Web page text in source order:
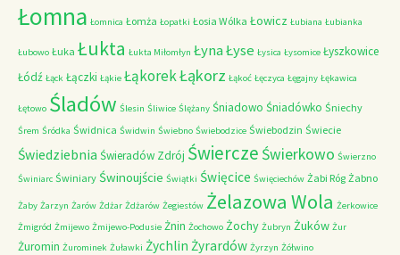
Łomna Łomnica Łomża Łopatki Łosia Wólka Łowicz Łubiana Łubianka
Łubowo Łuka Łukta Łukta Miłomłyn ŁynaŁyse Łysica Łysomice Łyszkowice
Łódź Łąck Łączki Łąkie ŁąkorekŁąkorz Łąkoć Łęczyca Łęgajny Łękawica
Łętowo Śladów Ślesin Śliwice Ślężany Śniadowo Śniadówko Śniechy
Śrem Śródka Świdnica Świdwin Świebno Świebodzice Świebodzin Świecie
Świedziebnia Świeradów Zdrój Świercze Świerkowo Świerzno
Świniarc Świniary Świnoujście Świątki Święcice Święciechów Żabi Róg Żabno
Żaby Żarzyn Żarów Żdżar Żdżarów Żegiestów Żelazowa Wola Żerkowice
Żmigród Żmijewo Żmijewo-Podusie Żnin Żochowo Żochy Żubryn Żuków Żur
Żuromin Żurominek Żuławki Żychlin Żyrardów Żyrzyn Żółwino